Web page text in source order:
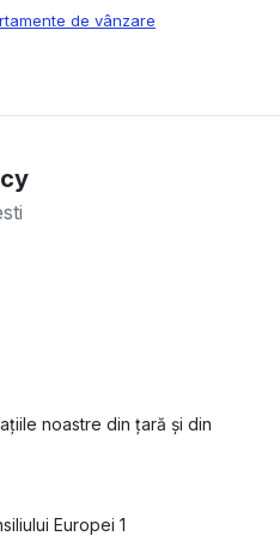
de vânzare
noastre din țară și din
Europei 1